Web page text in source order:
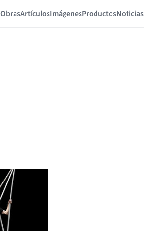
ObrasArtículosImágenesProductosNoticias